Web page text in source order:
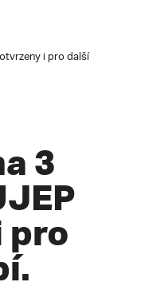
i pro další
3
pro